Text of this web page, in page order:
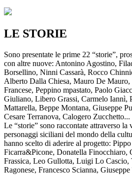
LE STORIE
Sono presentate le prime 22 “storie”,
con altre nuove: Antonino Agostino,
Borsellino, Ninni Cassarà, Rocco
Alberto Dalla Chiesa, Mauro De
Francese, Peppino mpastato, Paolo
Giuliano, Libero Grassi, Carmelo Iannì,
Mattarella, Beppe Montana, Giuseppe
Cesare Terranova, Calogero
Le “storie” sono raccontate attraverso
personaggi siciliani del mondo della
hanno scelto di aderire al progetto:
Ficarra&Picone, Donatella Finocchiaro,
Frassica, Leo Gullotta, Luigi Lo Cascio,
Ragonese, Francesco Scianna,